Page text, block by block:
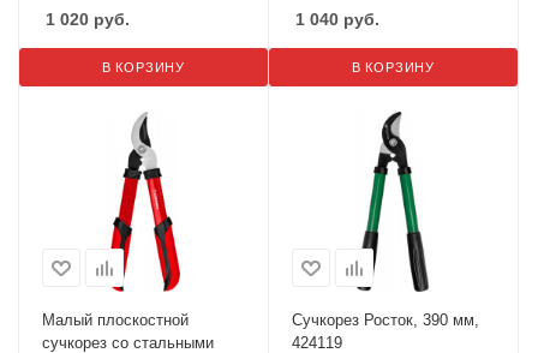
1 020 руб.
В КОРЗИНУ
1 040 руб.
В КОРЗИНУ
Малый плоскостной
сучкорез со стальными
Сучкорез Росток, 390 мм,
424119